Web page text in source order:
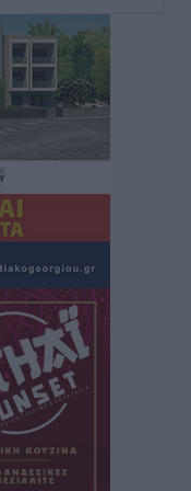
ξανά το
από τη Λέσχη
– Πάνω από 1 εκατ.
των
για άγρα